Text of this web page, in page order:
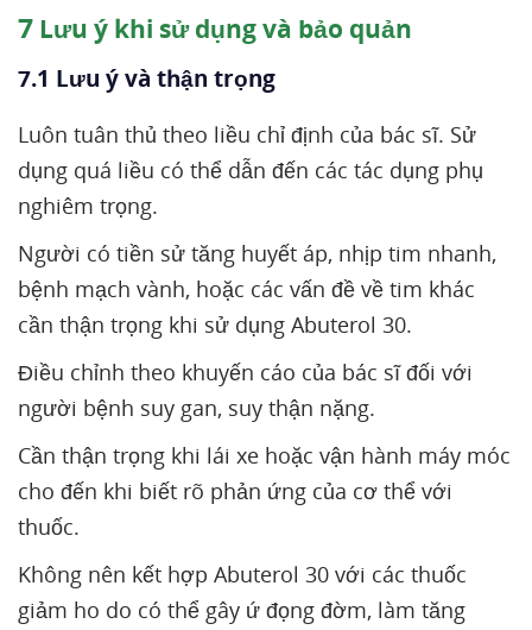
7 Lưu ý khi sử dụng và bảo quản
7.1 Lưu ý và thận trọng
Luôn tuân thủ theo liều chỉ định của bác sĩ. Sử
dụng quá liều có thể dẫn đến các tác dụng phụ
nghiêm trọng.
Người có tiền sử tăng huyết áp, nhịp tim nhanh,
bệnh mạch vành, hoặc các vấn đề về tim khác
cần thận trọng khi sử dụng Abuterol 30.
Điều chỉnh theo khuyến cáo của bác sĩ đối với
người bệnh suy gan, suy thận nặng.
Cần thận trọng khi lái xe hoặc vận hành máy móc
cho đến khi biết rõ phản ứng của cơ thể với
thuốc.
Không nên kết hợp Abuterol 30 với các thuốc
giảm ho do có thể gây ứ đọng đờm, làm tăng